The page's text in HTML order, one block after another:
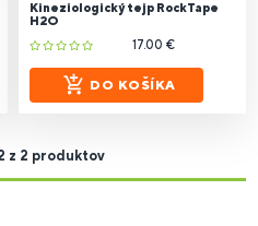
Kineziologický tejp RockTape
H2O
17.00 €
DO KOŠÍKA
z 2 produktov